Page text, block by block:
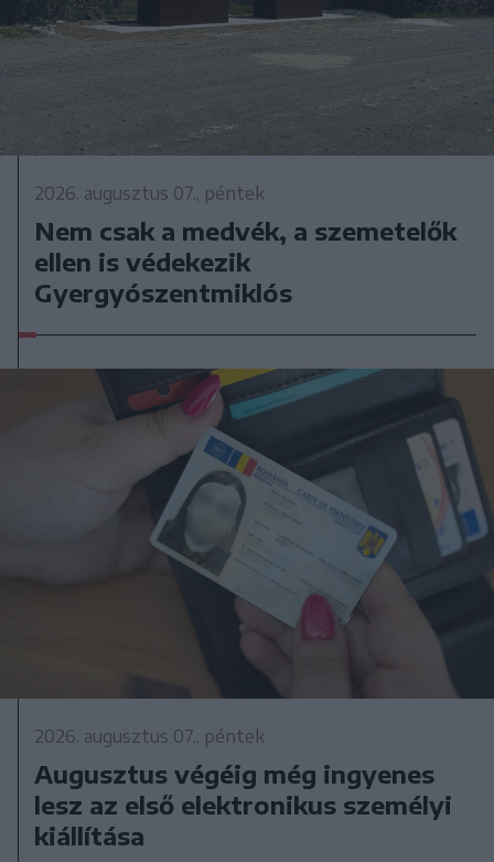
2026. augusztus 07., péntek
Nem csak a medvék, a szemetelők
ellen is védekezik
Gyergyószentmiklós
2026. augusztus 07., péntek
Augusztus végéig még ingyenes
lesz az első elektronikus személyi
kiállítása